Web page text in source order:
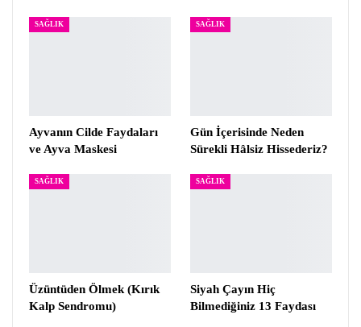
SAĞLIK
Ayvanın Cilde Faydaları
ve Ayva Maskesi
SAĞLIK
Gün İçerisinde Neden
Sürekli Hâlsiz Hissederiz?
SAĞLIK
Üzüntüden Ölmek (Kırık
Kalp Sendromu)
SAĞLIK
Siyah Çayın Hiç
Bilmediğiniz 13 Faydası